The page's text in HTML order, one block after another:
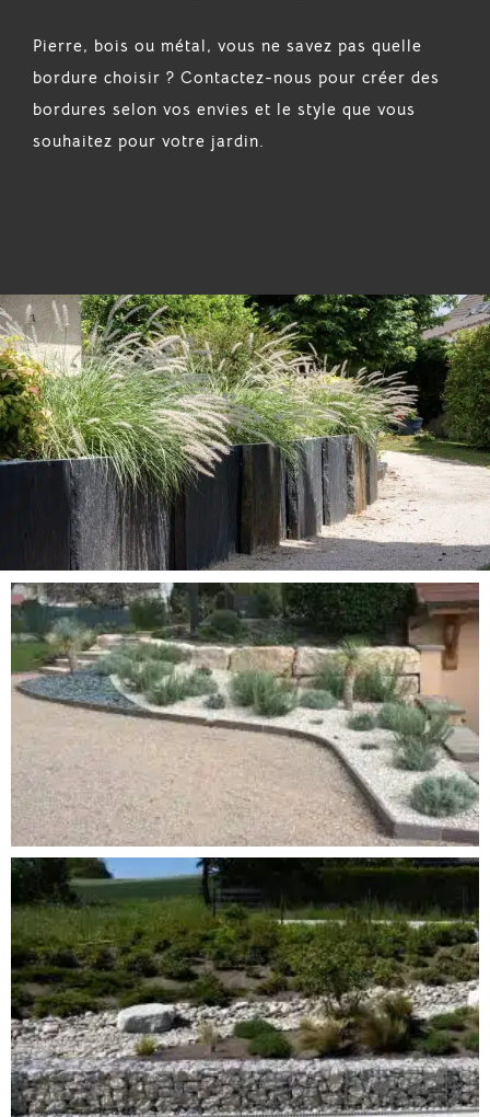
Pierre, bois ou métal, vous ne savez pas quelle
bordure choisir ? Contactez-nous pour créer des
bordures selon vos envies et le style que vous
souhaitez pour votre jardin.